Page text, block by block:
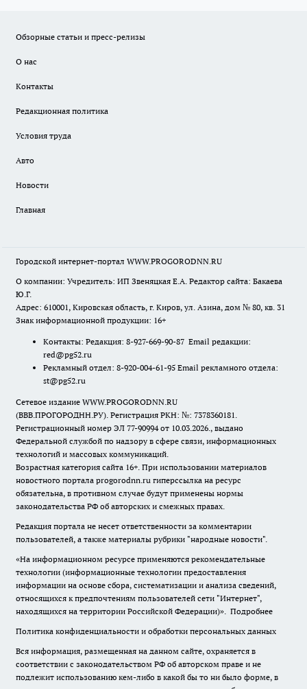
Обзорные статьи и пресс-релизы
О нас
Контакты
Редакционная политика
Условия труда
Авто
Новости
Главная
Городской интернет-портал WWW.PROGORODNN.RU
О компании: Учредитель: ИП Звеняцкая Е.А. Редактор сайта: Бакаева
Ю.Г.
Адрес: 610001, Кировская область, г. Киров, ул. Азина, дом № 80, кв. 31
Знак информационной продукции: 16+
Контакты: Редакция: 8-927-669-90-87 Email редакции:
red@pg52.ru
Рекламный отдел: 8-920-004-61-95 Email рекламного отдела:
st@pg52.ru
Сетевое издание WWW.PROGORODNN.RU
(ВВВ.ПРОГОРОДНН.РУ). Регистрация РКН: №: 7378360181.
Регистрационный номер ЭЛ 77-90994 от 10.03.2026., выдано
Федеральной службой по надзору в сфере связи, информационных
технологий и массовых коммуникаций.
Возрастная категория сайта 16+. При использовании материалов
новостного портала progorodnn.ru гиперссылка на ресурс
обязательна, в противном случае будут применены нормы
законодательства РФ об авторских и смежных правах.
Редакция портала не несет ответственности за комментарии
пользователей, а также материалы рубрики "народные новости".
«На информационном ресурсе применяются рекомендательные
технологии (информационные технологии предоставления
информации на основе сбора, систематизации и анализа сведений,
относящихся к предпочтениям пользователей сети "Интернет",
находящихся на территории Российской Федерации)». Подробнее
Политика конфиденциальности и обработки персональных данных
Вся информация, размещенная на данном сайте, охраняется в
соответствии с законодательством РФ об авторском праве и не
подлежит использованию кем-либо в какой бы то ни было форме, в